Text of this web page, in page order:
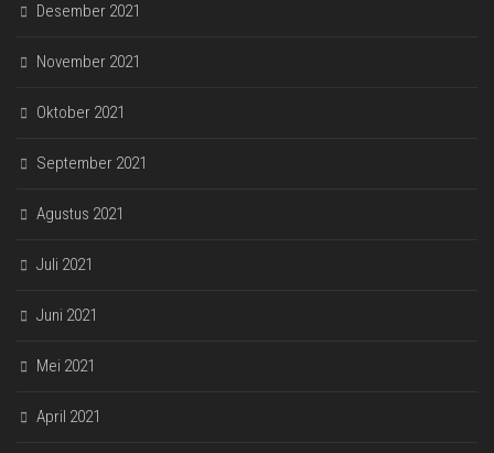
Desember 2021
November 2021
Oktober 2021
September 2021
Agustus 2021
Juli 2021
Juni 2021
Mei 2021
April 2021